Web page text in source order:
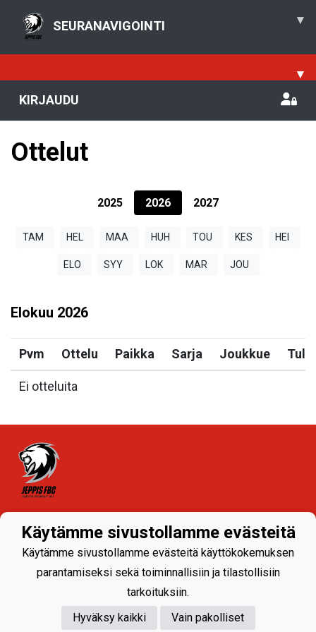
SEURANAVIGOINTI ▾
▾
KIRJAUDU
Ottelut
2025 2026 2027
TAM HEL MAA HUH TOU KES HEI
ELO SYY LOK MAR JOU
Elokuu 2026
Pvm Ottelu Paikka Sarja Joukkue
Ei otteluita
Powered by
Käytämme sivustollamme evästeitä
Käytämme sivustollamme evästeitä käyttökokemuksen
parantamiseksi sekä toiminnallisiin ja tilastollisiin
tarkoituksiin.
Hyväksy kaikki
Vain pakolliset